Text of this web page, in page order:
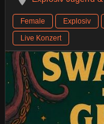
Female Explosiv
Live Konzert